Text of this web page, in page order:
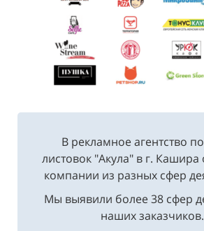
В рекламное агентство
листовок "Акула" в г.
компании из разных сфер
Мы выявили более 38 сфер
наших